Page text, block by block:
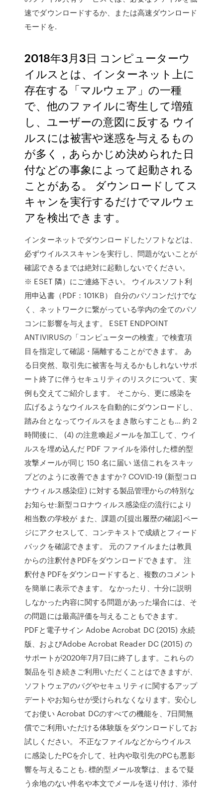
速でダウンロードするか、または高速ダウンロード
モードを.
2018年3月3日 コンピューターウ
イルスとは、インターネット上に
存在する「マルウェア」の一種
で、他のファイルに寄生して増殖
し、ユーザーの意図に反する ウイ
ルスには被害や迷惑を与えるもの
が多く，あらかじめ決められた日
付などの事象によって起動される
ことがある。 ダウンロードしてス
キャンを実行するだけでマルウェ
アを検出できます。
インターネットでダウンロードしたソフトなどは、
必ずウイルススキャンを実行し、問題がないことが
確認できるまでは絶対に起動しないでください。
※ ESET 隣）にご連絡下さい。 ウイルスソフト利
用申込書（PDF：101KB） 自分のパソコンだけでな
く、ネットワークに繋がっている学内の全てのパソ
コンに影響を与えます。 ESET ENDPOINT
ANTIVIRUSの「コンピューターの検査」で検査項
目を指定して確認・隔離することができます。 あ
る日突然、取引先に被害を与えるかもしれないサポ
ート終了に伴うセキュリティのリスクについて、実
例も交えてご紹介します。 そこから、更に感染を
広げるようなウイルスを自動的にダウンロードし、
踏み台となってウイルスをまき散らすことも… 約 2
時間後に、 (4) の注意喚起メールを加工して、ウイ
ルスを埋め込んだ PDF ファイルを添付した標的型
攻撃メールが同じ 150 名に届い 送信これをスキッ
プどのように改善できますか? COVID-19 (新型コロ
ナウィルス感染症) に対する製品管理からの特別な
お知らせ:新型コロナウィルス感染症の流行により
相当数の学校が また、課題の[提出履歴の確認]ペー
ジにアクセスして、コンテキストで成績とフィード
バックを確認できます。 元のファイルまたは教員
からの注釈付きPDFをダウンロードできます。 注
釈付きPDFをダウンロードすると、複数のコメント
を簡単に表示できます。 なかったり、十分に説明
しなかった内容に関する問題があった場合には、そ
の問題には最高評価を与えることもできます。
PDFと電子サイン Adobe Acrobat DC (2015) 永続
版、およびAdobe Acrobat Reader DC (2015) の
サポートが2020年7月7日に終了します。これらの
製品を引き続きご利用いただくことはできますが、
ソフトウェアのバグやセキュリティに関するアップ
デートやお知らせが受けられなくなります。安心し
てお使い Acrobat DCのすべての機能を、7日間無
償でご利用いただける体験版をダウンロードしてお
試しください。 不正なファイルなどからウイルス
に感染したPCを介して、社内や取引先のPCも悪影
響を与えることも. 標的型メール攻撃は、まるで疑
う余地のない件名や本文でメールを送り付け、添付